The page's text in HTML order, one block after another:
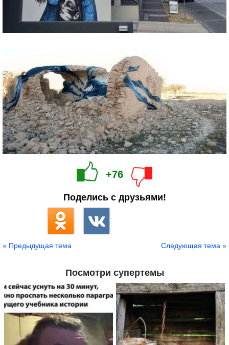
+76
Поделись с друзьями!
« Предыдущая тема Следующая тема »
Посмотри супертемы